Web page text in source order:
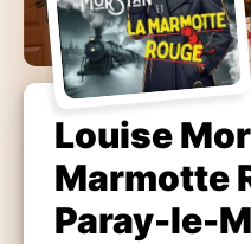
Louise
Marmotte
Paray-le-